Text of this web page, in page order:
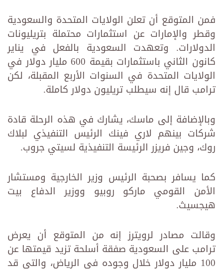
فمن المتوقع أن تعلن الولايات المتحدة والسعودية
وقطر والإمارات عن استثمارات محتملة بتريليونات
الدولارات. وتعهدت السعودية بالفعل في يناير
كانون الثاني باستثمارات بقيمة 600 مليار دولار في
الولايات المتحدة في السنوات الأربع المقبلة، لكن
ترامب قال إنه سيطلب تريليون دولار كاملة.
وبالإضافة إلى ماسك، يشارك في هذه الرحلة قادة
شركات بينهم لاري فينك الرئيس التنفيذي لبلاك
روك، وجين فريزر الرئيسة التنفيذية لسيتي جروب.
كما يسافر بصحبة الرئيس وزير الخارجية ومستشار
الأمن القومي ماركو روبيو ووزير الدفاع بيت
هيجسيث.
وقالت مصادر لرويترز إنه من المتوقع أن يعرض
ترامب على السعودية صفقة أسلحة تزيد قيمتها عن
100 مليار دولار خلال وجوده في الرياض، والتي قد